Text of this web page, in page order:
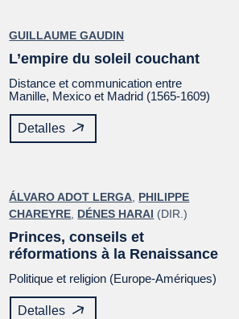
GUILLAUME GAUDIN
L’empire du soleil couchant
Distance et communication entre
Manille, Mexico et Madrid (1565-1609)
Detalles
ÁLVARO ADOT LERGA PHILIPPE
CHAREYRE DÉNES HARAI (DIR.)
Princes, conseils et
réformations à la Renaissance
Politique et religion (Europe-Amériques)
Detalles